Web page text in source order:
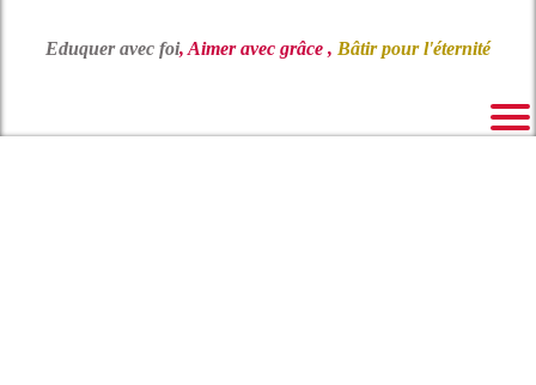
Eduquer avec foi, Aimer avec grâce , Bâtir pour l'éternité